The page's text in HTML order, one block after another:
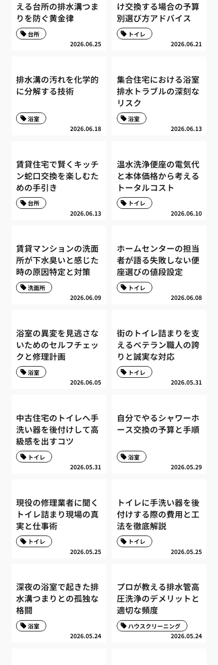
える台所の排水溝つま
りを防ぐ黄金律
2026.06.25
台所
け交換する場合の予算
別選び方アドバイス
2026.06.21
トイレ
排水溝の汚れを化学的
に分解する技術
2026.06.18
浴室
集合住宅における浴室
排水トラブルの深刻な
リスク
2026.06.13
浴室
賃貸住宅で賢くキッチ
ン蛇口交換を楽しむた
めの手引き
2026.06.13
台所
温水洗浄便座の電気代
と本体価格から考える
トータルコスト
2026.06.10
トイレ
賃貸マンションの洗面
所が下水臭いと感じた
時の原因特定と対策
2026.06.09
洗面所
ホームセンターの担当
者が語る失敗しない便
座選びの値段設定
2026.06.08
トイレ
浴室の異変を見逃さな
いためのセルフチェッ
クと修理計画
2026.06.05
浴室
街のトイレ詰まりを支
えるベテラン職人の誇
りと誠実な対応
2026.05.31
トイレ
中古住宅のトイレへ手
洗い器を後付けして高
級感を出すコツ
2026.05.31
トイレ
自分でやるシャワーホ
ース交換の予算と手順
2026.05.29
浴室
現役の修理業者に聞く
トイレ詰まり現場の真
実と仕事術
2026.05.25
トイレ
トイレに手洗い器を後
付けする際の費用と工
法を徹底解説
2026.05.25
トイレ
深夜の浴室で起きた排
水溝つまりとの孤独な
格闘
2026.05.24
浴室
プロが教える排水管高
圧洗浄のデメリットと
適切な頻度
2026.05.24
ハウスクリーニング